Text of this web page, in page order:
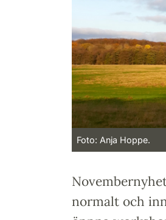
Foto: Anja Hoppe.
normalt och